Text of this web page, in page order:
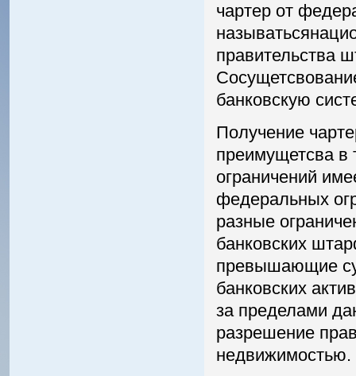
чартер от
правительства
банковскую
Получение
преимущетсва в
ограничений
федеральных
разные
банковских
превышающие
банковских
за пределами
разрешение
недвижимостью.